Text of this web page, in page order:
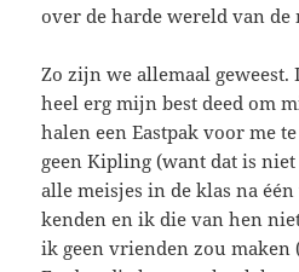
over de harde wereld van de
Zo zijn we allemaal
heel erg mijn best deed om
halen een Eastpak voor me
geen Kipling (want dat is
alle meisjes in de klas na
kenden en ik die van hen
ik geen vrienden zou maken